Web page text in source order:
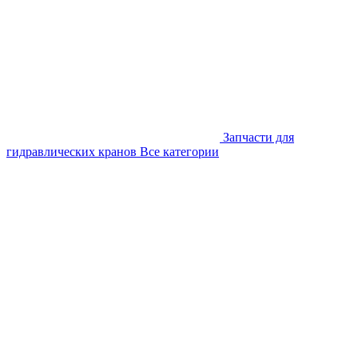
Запчасти для
гидравлических кранов Все категории